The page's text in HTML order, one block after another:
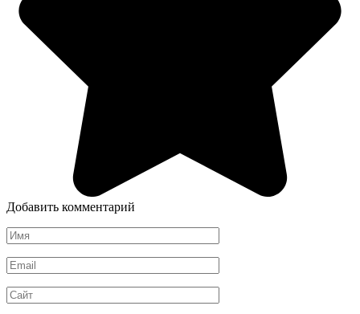
Добавить комментарий
Имя
*
Email
*
Сайт